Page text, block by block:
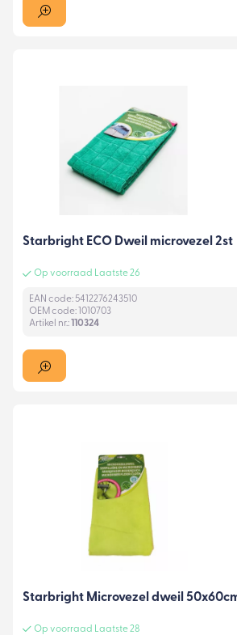
Starbright ECO Dweil microvezel 2st
Op voorraad Laatste 26
EAN code: 5412276243510
OEM code: 1010703
Artikel nr.: 110324
Starbright Microvezel dweil
Op voorraad Laatste 28